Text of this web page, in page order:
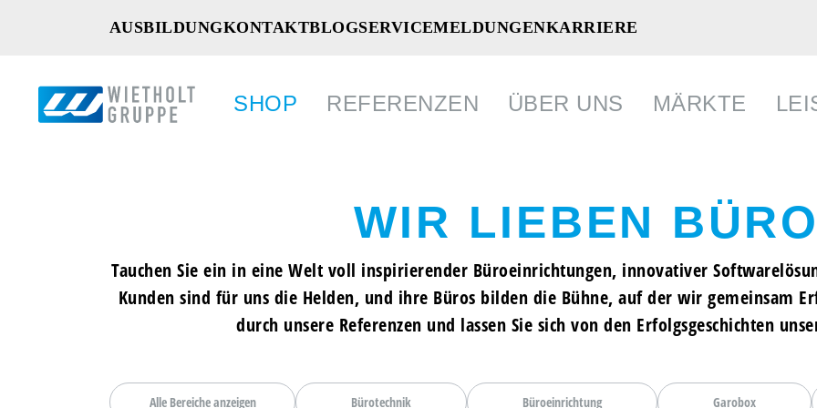
AUSBILDUNGKONTAKTBLOGSERVICEMELDUNGENKARRIERE
SHOP REFERENZEN ÜBER UNS MÄRKTE
ÜBERSICHT
BÜROEINRICHTUNG
ÜBERSICHT
DAS TEAM
BÜROMANIE
DER BÜROMARKT
FRANKE & FRANKE
BÜROTECHNIK
TECHNISCHER KUNDENDIENST
BESCHAFFUNGSSERVICE
WIR LIEBEN
Tauchen Sie ein in eine Welt voll inspirierender Büroeinrichtungen, innovativer
Kunden sind für uns die Helden, und ihre Büros bilden die Bühne, auf der wir gemeinsam
durch unsere Referenzen und lassen Sie sich von den Erfolgsgeschichten
Alle Bereiche anzeigen Bürotechnik Büroeinrichtung Garobox